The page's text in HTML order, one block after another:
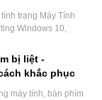
trạng Máy Tính
Windows 10,
bị liệt -
khắc phục
máy tính, bàn phím